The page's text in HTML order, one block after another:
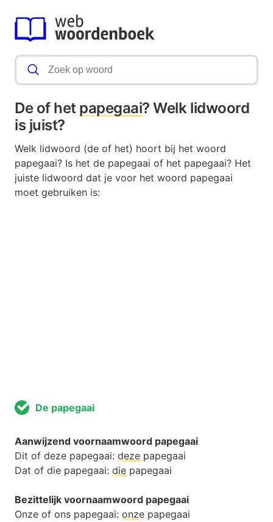
De of het papegaai? Welk lidwoord
is juist?
Welk lidwoord (de of het) hoort bij het woord
papegaai? Is het de papegaai of het papegaai? Het
juiste lidwoord dat je voor het woord papegaai
moet gebruiken is:
De papegaai
Aanwijzend voornaamwoord papegaai
Dit of deze papegaai: deze papegaai
Dat of die papegaai: die papegaai
Bezittelijk voornaamwoord papegaai
Onze of ons papegaai: onze papegaai